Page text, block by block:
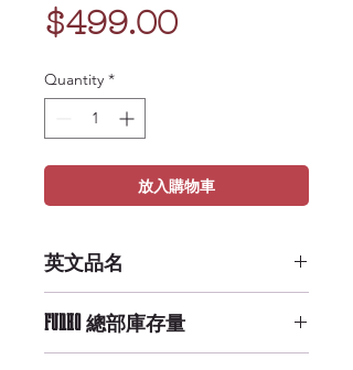
$499.00Price
Quantity *
放入購物車
英文品名
Rollerskate Gang Leader
FUNKO 總部庫存量